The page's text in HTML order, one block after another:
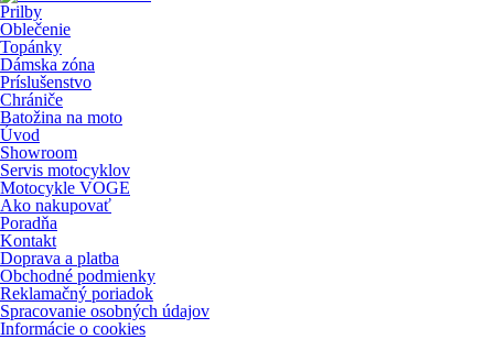
Prilby
Oblečenie
Topánky
Dámska zóna
Príslušenstvo
Chrániče
Batožina na moto
Úvod
Showroom
Servis motocyklov
Motocykle VOGE
Ako nakupovať
Poradňa
Kontakt
Doprava a platba
Obchodné podmienky
Reklamačný poriadok
Spracovanie osobných údajov
Informácie o cookies